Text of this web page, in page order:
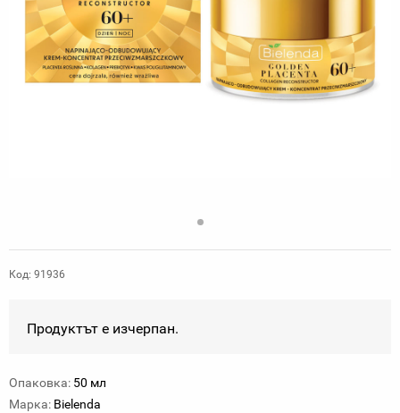
Код: 91936
Продуктът е изчерпан.
Опаковка: 50 мл
Марка: Bielenda